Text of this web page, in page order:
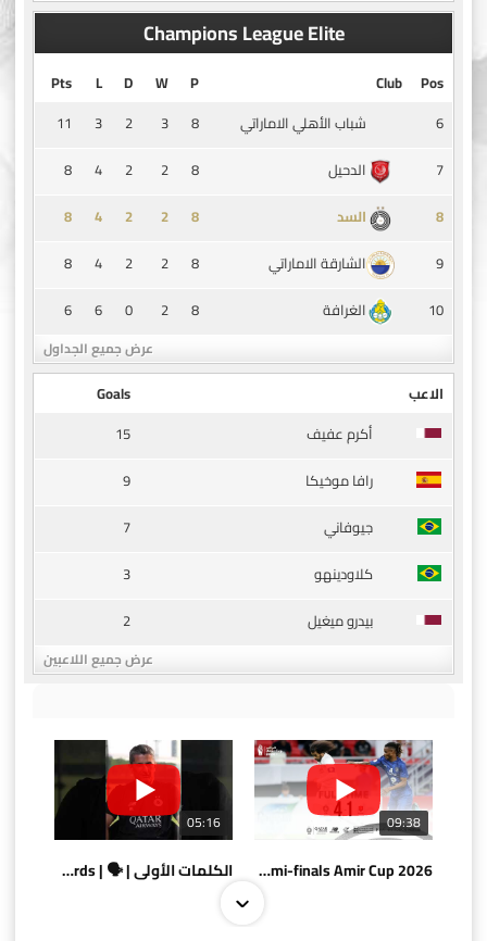
Champions League Elite
Pos
Club
P
W
D
L
Pts
6
شباب الأهلي الاماراتي 8
3
2
3
11
7
الدحيل 8
2
2
4
8
8
السد 8
2
2
4
8
9
الشارقة الاماراتي 8
2
2
4
8
10
الغرافة 8
2
0
6
6
عرض جميع الجداول
الاعب
Goals
أكرم عفيف
15
رافا موخيكا
9
جيوفاني
7
كلاودينهو
3
بيدرو ميغيل
2
عرض جميع اللاعبين
05:16
الكلمات الأولى | 🗣 | First words
09:38
AlSadd 4/1 AlDuhail - Semi-finals Amir Cup 2026 #السد/ الدحيل